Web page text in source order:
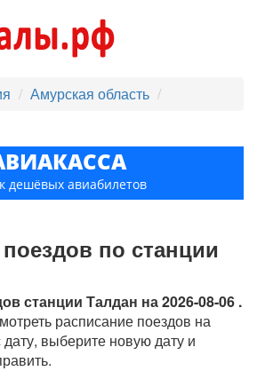
Амурская область
дешёвых авиабилетов
по станции
станции Талдан на 2026-08-06 .
расписание поездов на
выберите новую дату и